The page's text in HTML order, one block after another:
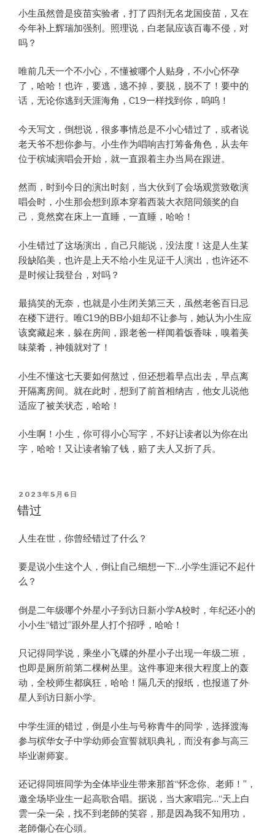
小生虽然曾是疫苗实验者，打了四剂无名龙国疫苗，又在
今年补上辉瑞加强剂。照理说，白老鼠应该百毒不侵，对
吗？
唯前几天一个不小心，不懂被哪个人贴身，不小心怀孕
了，哈哈！也许，要逃，逃不掉，要脱，脱不了！要中的
话，无论你逃到天涯海角，C19一样找到你，呜呜！
今天写文，倒想说，很多事情总是不小心错过了，或者说
老天爷不想你参与。小生作为唱响吉打筹备角色，从去年
位于槟城演唱会开始，就一直跟着主办当局在跟进。
然而，时到今日的演出时刻，当大伙到了会场观赏致敬演
唱会时，小生那会想到原本穿着西装大衣陪同颁奖的自
己，竟然窝在床上一直睡，一直睡，哈哈！
小生错过了这场演出，自己只能说，没法度！这是人生某
段缺陷美，也许是上天不给小生见证千人演出，也许还不
是时候让我登台，对吗？
最搞笑的无奈，也就是小生闭关第三天，虽然老爸百日忌
在楼下进行。唯C19的BB小姐却不让参与，她认为小生应
该窝藏起来，躲在房间，跟老爸一样闻着饭香味，嗅着美
味菜肴，神领就对了！
小生不懂这七天要如何熬过，但还想着早点出去，早点离
开隔离房间。就在此时，想到了前首相纳吉，他女儿说他
适应了被关状态，哈哈！
小生啊！小生，你可得小心写字，不好让读者以为你在出
字，哈哈！又让读者输了钱，赔了夫人又折了兵。
POSTED
ON
2023年5月6日
错过
人生在世，你曾经错过了什么？
要是说小生这个人，倒让自己细想一下…小学生涯记不起什
么？
倒是二年级哪个外星小子到访日新小学A校时，年纪还小的
小小生“错过”跟外星人打个招呼，哈哈！
只记得同学说，乘坐小飞碟的外星小子出现一年级二班，
也即是厕所前第二棵树丛里。这件事迎来很大程度上的轰
动，全校师生都疯狂，哈哈！隔几天的报纸，也报道了外
星人到访日新小学。
中学生涯的错过，倒是小生与号称青牛的同学，选择渡海
参与槟华女子中学幼师会宣誓就职典礼，而没有参与高三
毕业谢师宴。
还记得同班同学为全体毕业生带来那首“怀念你、老师！”，
邀全场毕业生一起高歌合唱。据说，当大家唱完…“天上白
雲一朵一朵，找不到老師的笑容，那是因為我不知用功，
老師傷心在心頭。